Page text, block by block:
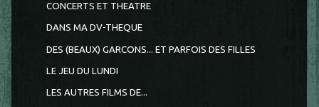
CONCERTS ET THEATRE
DANS MA DV-THEQUE
DES (BEAUX) GARCONS... ET PARFOIS DES FILLES
LE JEU DU LUNDI
LES AUTRES FILMS DE...